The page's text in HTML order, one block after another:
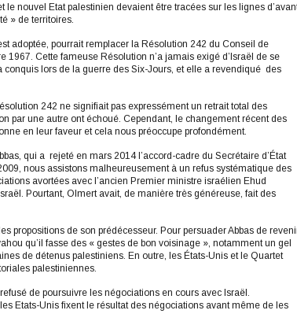
le nouvel Etat palestinien devaient être tracées sur les lignes
» de territoires.
adoptée, pourrait remplacer la Résolution 242 du Conseil de
1967. Cette fameuse Résolution n’a jamais exigé d’Israël de se
conquis lors de la guerre des Six-Jours, et elle a revendiqué des
242 ne signifiait pas expressément un retrait total des
par une autre ont échoué. Cependant, le changement récent des
en leur faveur et cela nous préoccupe profondément.
qui a rejeté en mars 2014 l’accord-cadre du Secrétaire d’État
nous assistons malheureusement à un refus systématique des
avortées avec l’ancien Premier ministre israélien Ehud
Pourtant, Olmert avait, de manière très généreuse, fait des
propositions de son prédécesseur. Pour persuader Abbas de
qu’il fasse des « gestes de bon voisinage », notamment un gel
de détenus palestiniens. En outre, les États-Unis et le Quartet
palestiniennes.
de poursuivre les négociations en cours avec Israël.
Etats-Unis fixent le résultat des négociations avant même de les